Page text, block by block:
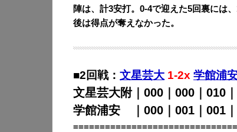
陣は、計3安打。0-4で迎えた5回裏には
後は得点が奪えなかった。
■2回戦： 文星芸大 1-2x 学館浦
文星芸大附｜000｜000｜010
学館浦安 ｜000｜001｜001